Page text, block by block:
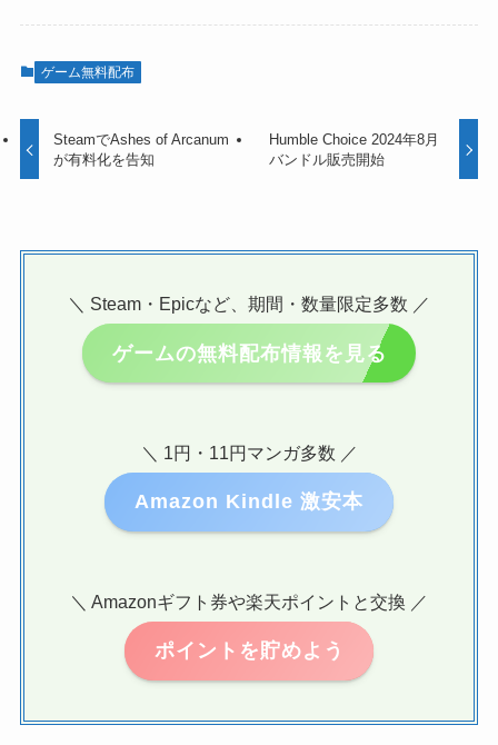
ゲーム無料配布
SteamでAshes of Arcanum
が有料化を告知
Humble Choice 2024年8月
バンドル販売開始
＼ Steam・Epicなど、期間・数量限定多数 ／
ゲームの無料配布情報を見る
＼ 1円・11円マンガ多数 ／
Amazon Kindle 激安本
＼ Amazonギフト券や楽天ポイントと交換 ／
ポイントを貯めよう